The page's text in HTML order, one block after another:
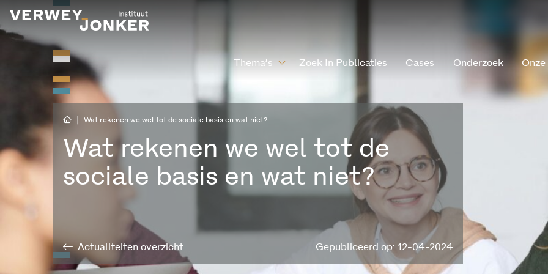
Thema’s Zoek In Publicaties Cases Onderzoek Onze
Wat rekenen we wel tot de sociale basis en wat niet?
Wat rekenen we wel tot de
sociale basis en wat niet?
Actualiteiten overzicht Gepubliceerd op: 12-04-2024